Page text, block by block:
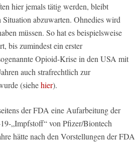
hier jemals tätig werden, bleibt
Situation abzuwarten. Ohnedies wird
müssen. So hat es beispielsweise
bis zumindest ein erster
Opioid-Krise in den USA mit
auch strafrechtlich zur
(siehehier).
der FDA eine Aufarbeitung der
„Impfstoff“ von Pfizer/Biontech
hätte nach den Vorstellungen der FDA